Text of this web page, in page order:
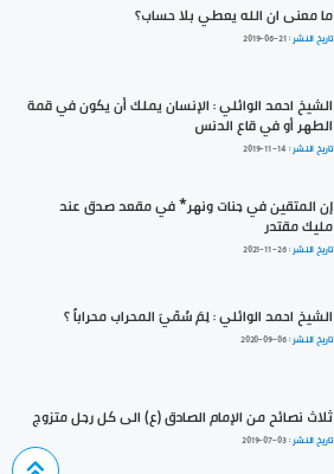
ما معنى ان الله يعطي بلا حساب؟
تاريخ النشر :2019-06-21
الشيخ احمد الوائلي : الإنسان يملك أن يكون في قمة
الطهر أو في قاع الدنس
تاريخ النشر : 2019-11-14
إن المتقين في جنات ونهر* في مقعد صدق عند
مليك مقتدر
تاريخ النشر :2021-11-26
الشيخ احمد الوائلي : لِمَ سُمّيَ المحراب محراباً ؟
تاريخ النشر :2020-09-06
ثلاث نصائح من الإمام الصادق (ع) الى كل رجل متزوج
تاريخ النشر :2019-07-03